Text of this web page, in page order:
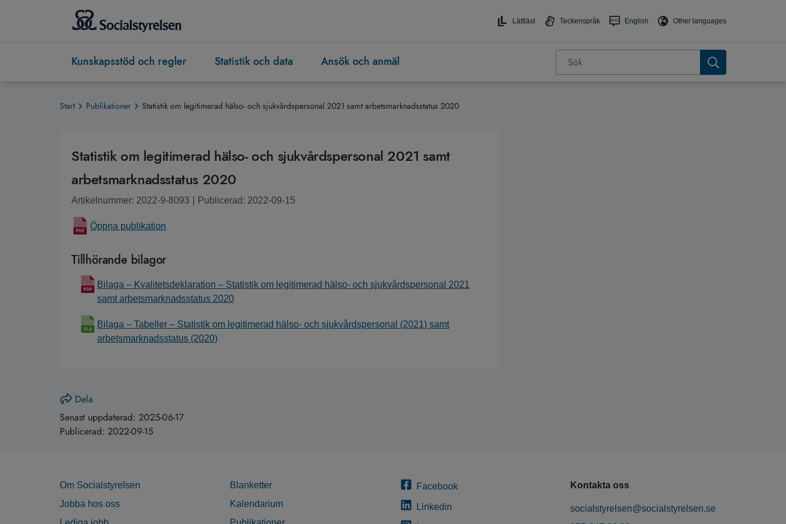
Lättläst Teckenspråk English Other languages
Kunskapsstöd och regler Statistik och data Ansök och anmäl
Start Publikationer Statistik om legitimerad hälso- och sjukvårdspersonal 2021 samt arbetsmarknadsstatus 2020
Statistik om legitimerad hälso- och sjukvårdspersonal 2021 samt
arbetsmarknadsstatus 2020
Artikelnummer: 2022-9-8093 Publicerad: 2022-09-15
Öppna publikation
Tillhörande bilagor
Bilaga – Kvalitetsdeklaration – Statistik om legitimerad hälso- och sjukvårdspersonal 2021
samt arbetsmarknadsstatus 2020
Bilaga – Tabeller – Statistik om legitimerad hälso- och sjukvårdspersonal (2021) samt
arbetsmarknadsstatus (2020)
Dela
Senast uppdaterad: 2025-06-17
Publicerad: 2022-09-15
Om Socialstyrelsen
Jobba hos oss
Blanketter
Kalendarium
Facebook
Linkedin
Kontakta oss
socialstyrelsen@socialstyrelsen.se